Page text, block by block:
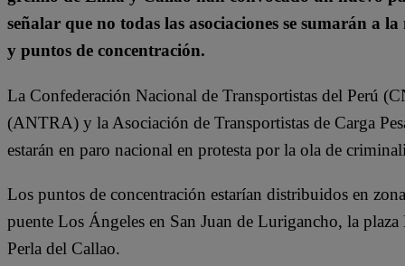
señalar que no todas las asociaciones se sumarán a
y puntos de concentración.
La Confederación Nacional de Transportistas del Perú
(ANTRA) y la Asociación de Transportistas de Carga
estarán en paro nacional en protesta por la ola de
Los puntos de concentración estarían distribuidos en
puente Los Ángeles en San Juan de Lurigancho, la
Perla del Callao.